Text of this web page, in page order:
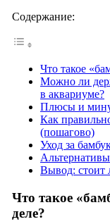
Содержание:
Что такое
Можно ли
в аквариуме?
Плюсы и
Как
(пошагово)
Уход за
Вывод: стоит
Что такое
деле?